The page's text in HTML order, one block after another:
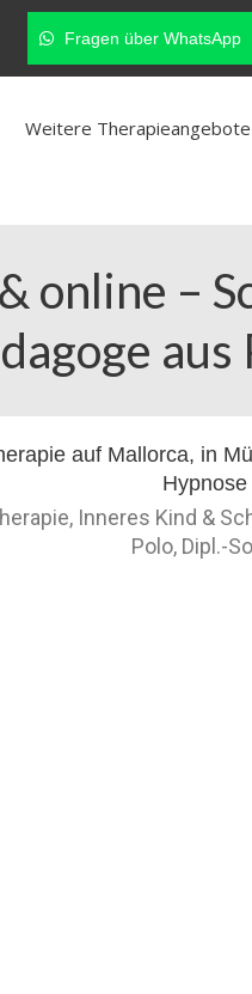
Fragen über WhatsApp
Weitere Therapieangebote
online –
aus
Inneres Kind &
Polo, Dipl.-